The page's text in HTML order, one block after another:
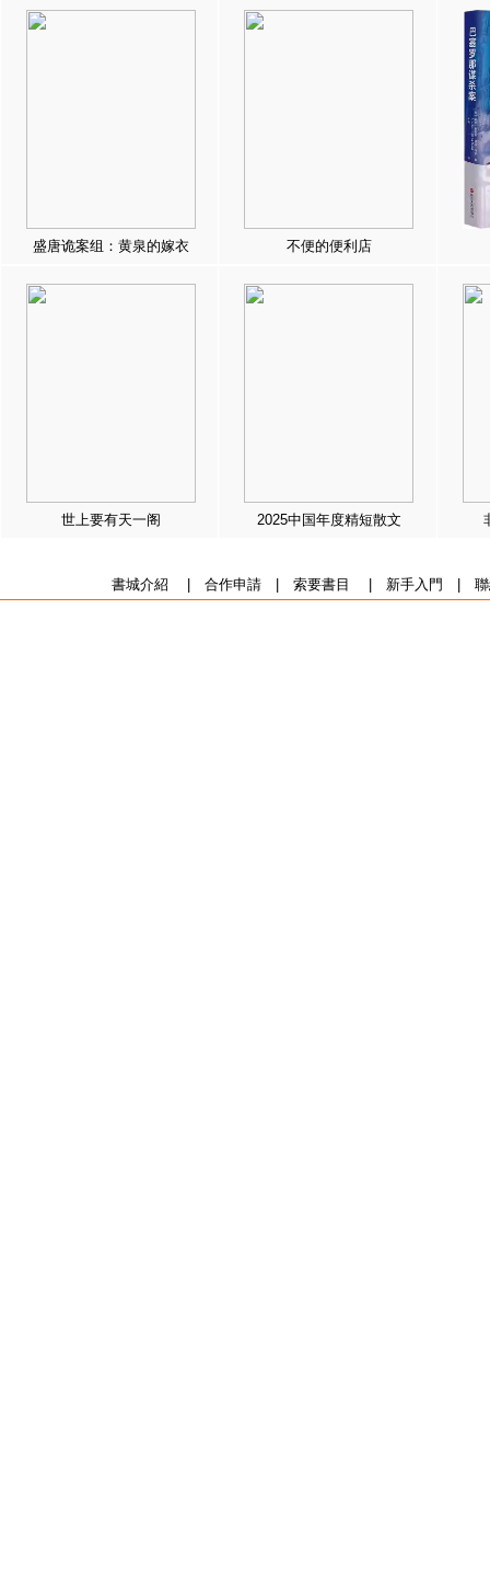
盛唐诡案组：黄泉的嫁衣 不便的便利店
世上要有天一阁 2025中国年度精短散文
書城介紹 合作申請| 索要書目 新手入門